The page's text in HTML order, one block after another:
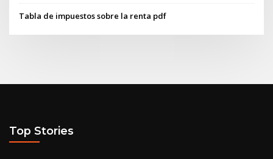
Tabla de impuestos sobre la renta pdf
Top Stories